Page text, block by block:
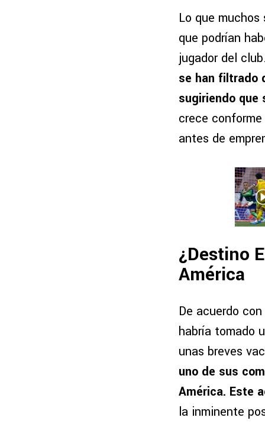
Lo que
que podrían
jugador del
se han filtrado
sugiriendo
crece
antes de
¿Destino
América
De acuerdo
habría tomado
unas breves
uno de sus
América. Este
la inminente